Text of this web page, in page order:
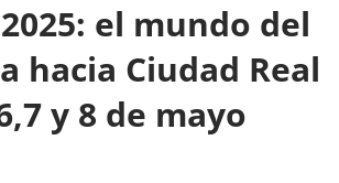
el mundo del
hacia Ciudad Real
y 8 de mayo